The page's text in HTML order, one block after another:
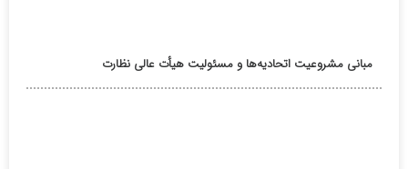
مبانی مشروعیت اتحادیه‌ها و مسئولیت هیأت عالی نظارت